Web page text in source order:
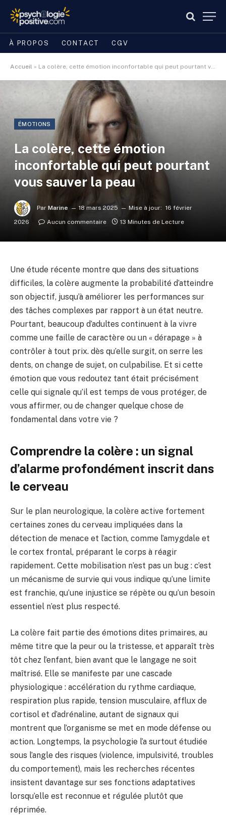
À PROPOS CONTACT CGV
Accueil » La colère, cette émotion inconfortable qui peut pourtant vous sauver la peau
ÉMOTIONS
La colère, cette émotion
inconfortable qui peut pourtant
vous sauver la peau
Par Marine 18 mars 2025 Mise à jour: 16 février
2026
Aucun commentaire 13 Minutes de Lecture
Une étude récente montre que dans des situations
difficiles, la colère augmente la probabilité d’atteindre
son objectif, jusqu’à améliorer les performances sur
des tâches complexes par rapport à un état neutre.
Pourtant, beaucoup d’adultes continuent à la vivre
comme une faille de caractère ou un « dérapage » à
contrôler à tout prix. dès qu’elle surgit, on serre les
dents, on change de sujet, on culpabilise. Et si cette
émotion que vous redoutez tant était précisément
celle qui signale qu’il est temps de vous protéger, de
vous affirmer, ou de changer quelque chose de
fondamental dans votre vie ?
Comprendre la colère : un signal
d’alarme profondément inscrit dans
le cerveau
Sur le plan neurologique, la colère active fortement
certaines zones du cerveau impliquées dans la
détection de menace et l’action, comme l’amygdale et
le cortex frontal, préparant le corps à réagir
rapidement. Cette mobilisation n’est pas un bug : c’est
un mécanisme de survie qui vous indique qu’une limite
est franchie, qu’une injustice se répète ou qu’un besoin
essentiel n’est plus respecté.
La colère fait partie des émotions dites primaires, au
même titre que la peur ou la tristesse, et apparaît très
tôt chez l’enfant, bien avant que le langage ne soit
maîtrisé. Elle se manifeste par une cascade
physiologique : accélération du rythme cardiaque,
respiration plus rapide, tension musculaire, afflux de
cortisol et d’adrénaline, autant de signaux qui
montrent que l’organisme se met en mode défense ou
action. Longtemps, la psychologie l’a surtout étudiée
sous l’angle des risques (violence, impulsivité, troubles
du comportement), mais les recherches récentes
insistent davantage sur ses fonctions adaptatives
lorsqu’elle est reconnue et régulée plutôt que
réprimée.